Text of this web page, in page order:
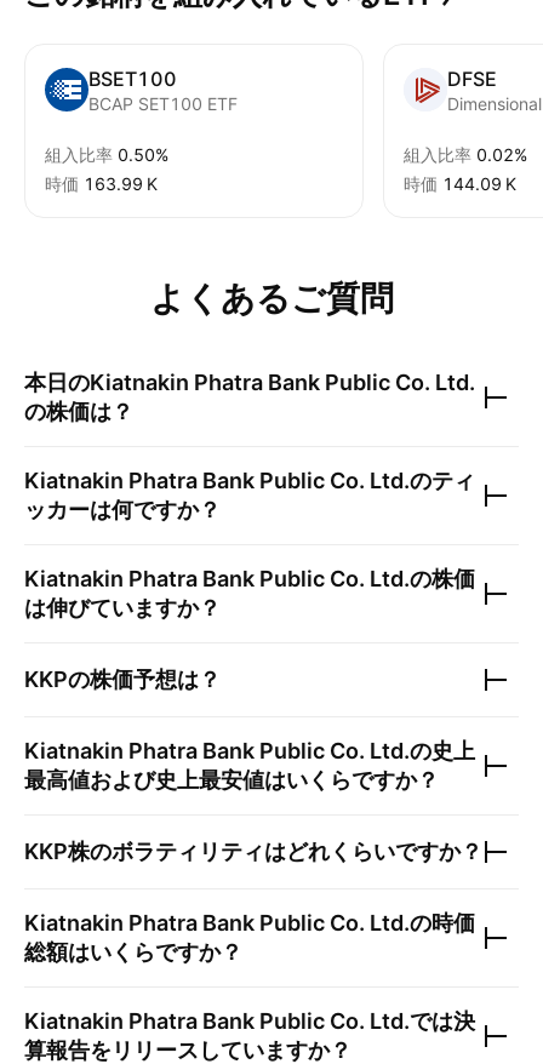
BSET100
BCAP SET100 ETF
組入比率 0.50%
時価 ‪163.99 K‬
DFSE
組入比率 0.02%
時価 ‪144.09 K‬
よくあるご質問
本日のKiatnakin Phatra Bank Public Co. Ltd.
の株価は？
Kiatnakin Phatra Bank Public Co. Ltd.のティ
ッカーは何ですか？
Kiatnakin Phatra Bank Public Co. Ltd.の株価
は伸びていますか？
KKPの株価予想は？
Kiatnakin Phatra Bank Public Co. Ltd.の史上
最高値および史上最安値はいくらですか？
KKP株のボラティリティはどれくらいですか？
Kiatnakin Phatra Bank Public Co. Ltd.の時価
総額はいくらですか？
Kiatnakin Phatra Bank Public Co. Ltd.では決
算報告をリリースしていますか？